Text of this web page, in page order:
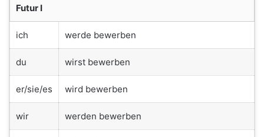
Futur I
ich werde bewerben
du wirst bewerben
er/sie/es wird bewerben
wir werden bewerben